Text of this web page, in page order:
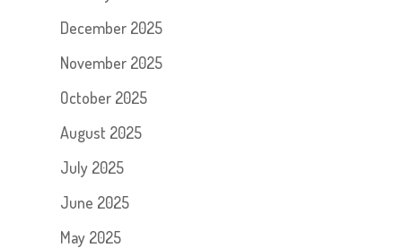
December 2025
November 2025
October 2025
August 2025
July 2025
June 2025
May 2025